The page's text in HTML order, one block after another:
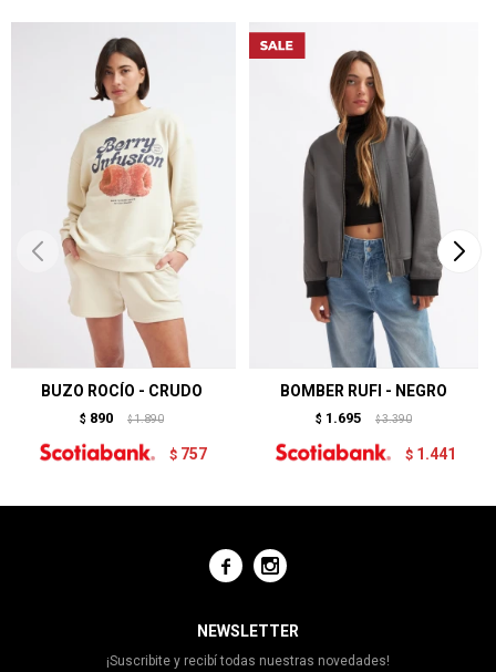
BUZO ROCÍO - CRUDO
$ 890 $ 1.890
$ 757
BOMBER RUFI - NEGRO
$ 1.695 $ 3.390
$ 1.441
 
NEWSLETTER
¡Suscribite y recibí todas nuestras novedades!